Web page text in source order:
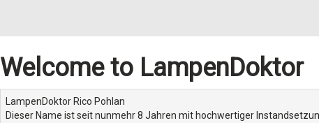
Welcome to LampenDoktor
LampenDoktor Rico Pohlan
Dieser Name ist seit nunmehr 8 Jahren mit hochwertiger